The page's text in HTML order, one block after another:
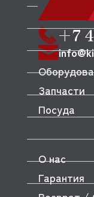
MVQ
NEMOX
NOPEIN
NTF
NUOVA
OLAB
+7
Запчасти
Посуда
О нас
Гарантия